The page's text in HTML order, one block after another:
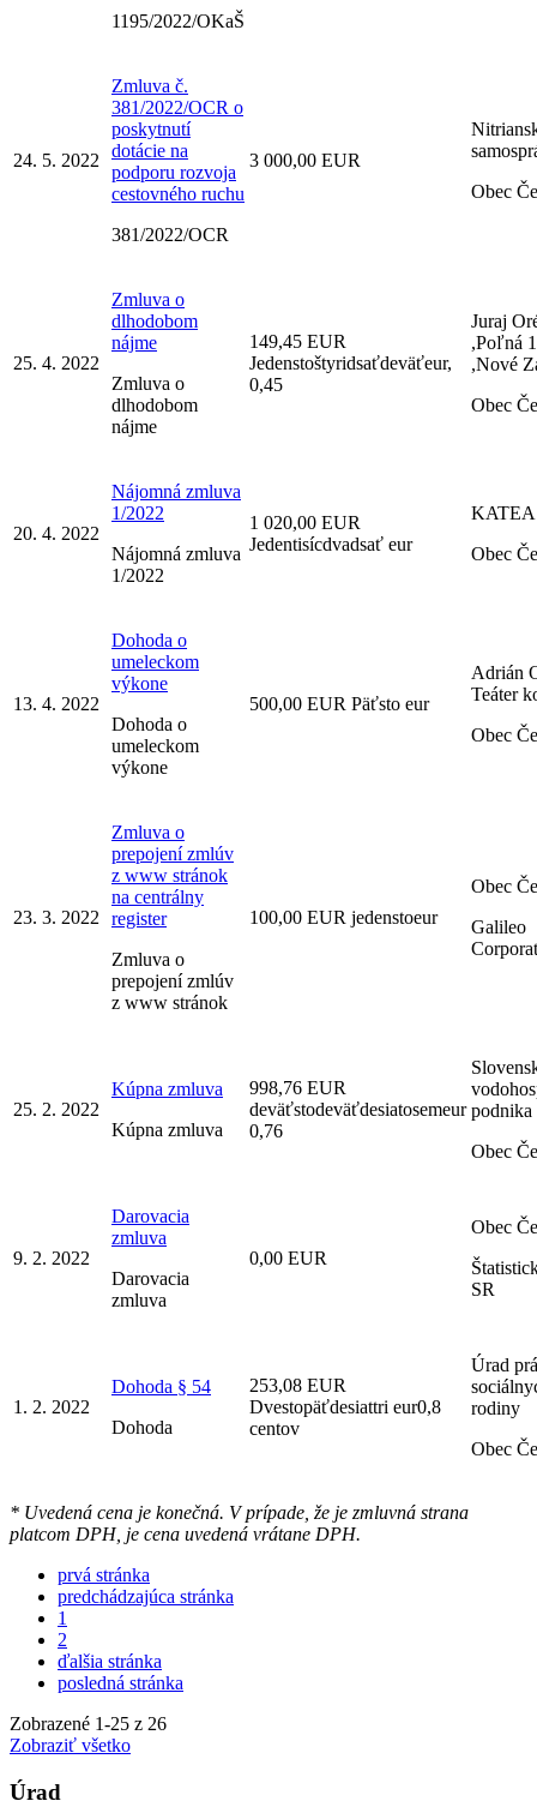
1195/2022/OKaŠ
24. 5. 2022
Zmluva č.
381/2022/OCR o
poskytnutí
dotácie na
podporu rozvoja
cestovného ruchu
381/2022/OCR
3 000,00 EUR
Obec
25. 4. 2022
Zmluva o
dlhodobom
nájme
Zmluva o
dlhodobom
nájme
149,45 EUR
Jedenstoštyridsaťdeväťeur,
0,45
Juraj
,Poľná
,Nové
Obec
20. 4. 2022
Nájomná zmluva
1/2022
Nájomná zmluva
1/2022
1 020,00 EUR
Jedentisícdvadsať eur
KATEA
Obec
13. 4. 2022
Dohoda o
umeleckom
výkone
Dohoda o
umeleckom
výkone
500,00 EUR Päťsto eur
Adrián
Teáter
Obec
23. 3. 2022
Zmluva o
prepojení zmlúv
z www stránok
na centrálny
register
Zmluva o
prepojení zmlúv
z www stránok
100,00 EUR jedenstoeur
Obec
Galileo
25. 2. 2022
Kúpna zmluva
Kúpna zmluva
998,76 EUR
deväťstodeväťdesiatosemeur
0,76
podnika
Obec
9. 2. 2022
Darovacia
zmluva
Darovacia
zmluva
0,00 EUR
Obec
SR
1. 2. 2022
Dohoda § 54
Dohoda
253,08 EUR
Dvestopäťdesiattri eur0,8
centov
Úrad
rodiny
Obec
* Uvedená cena je konečná. V prípade, že je zmluvná strana
platcom DPH, je cena uvedená vrátane DPH.
prvá stránka
predchádzajúca stránka
1
2
ďalšia stránka
posledná stránka
Zobrazené 1-25 z 26
Zobraziť všetko
Úrad